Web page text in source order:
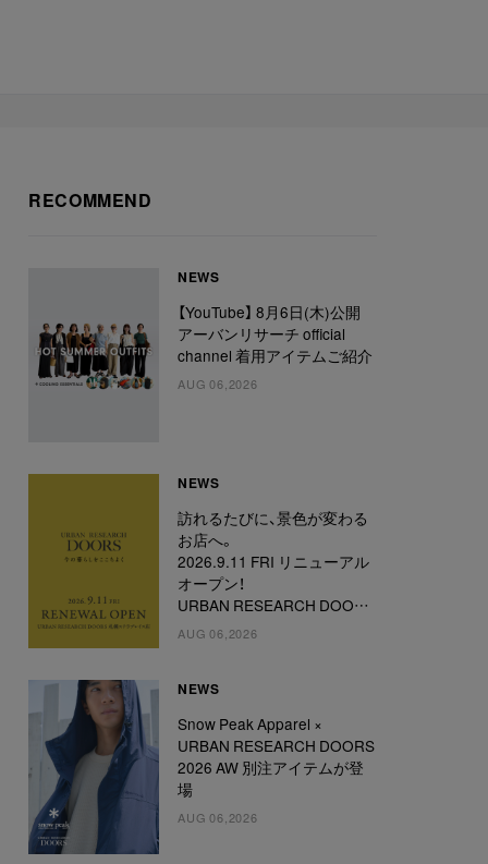
RECOMMEND
NEWS
【YouTube】 8月6日(木)公開
アーバンリサーチ official
channel 着用アイテムご紹介
AUG 06,2026
NEWS
訪れるたびに、景色が変わる
お店へ。
2026.9.11 FRI リニューアル
オープン！
URBAN RESEARCH DOORS
札幌ステラプレイス店
AUG 06,2026
NEWS
Snow Peak Apparel ×
URBAN RESEARCH DOORS
2026 AW 別注アイテムが登
場
AUG 06,2026